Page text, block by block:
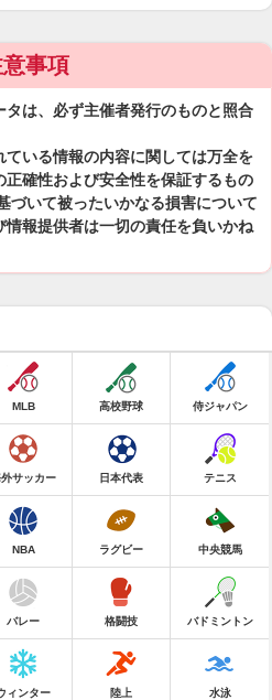
事項
は、必ず主催者発行のものと照合
いる情報の内容に関しては万全を
確性および安全性を保証するもの
づいて被ったいかなる損害について
報提供者は一切の責任を負いかね
MLB 高校野球 侍ジャパン
サッカー 日本代表 テニス
NBA ラグビー 中央競馬
バレー 格闘技 バドミントン
ィンター 陸上 水泳